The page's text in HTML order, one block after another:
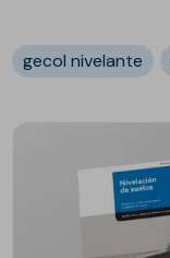
gecol nivelante